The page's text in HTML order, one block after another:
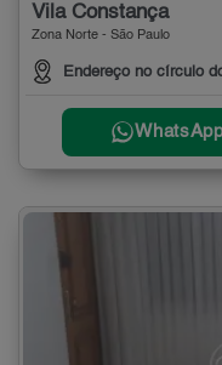
Vila Constança
Zona Norte - São Paulo
Endereço no círculo